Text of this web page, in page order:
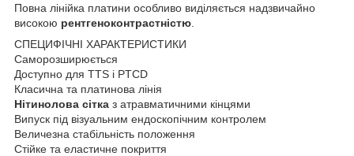
Повна лінійка платини особливо виділяється надзвичайно
високою рентгеноконтрастністю
СПЕЦИФІЧНІ ХАРАКТЕРИСТИКИ
Саморозширюється
Доступно для TTS і PTCD
Класична та платинова лінія
Нітинолова сітка з атравматичними кінцями
Випуск під візуальним ендоскопічним контролем
Величезна стабільність положення
Стійке та еластичне покриття